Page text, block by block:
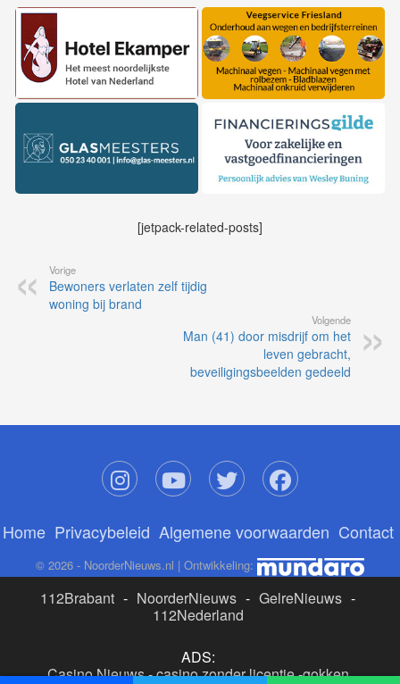
[jetpack-related-posts]
Vorige
Bewoners verlaten zelf tijdig
woning bij brand
Volgende
Man (41) door misdrijf om het
leven gebracht,
beveiligingsbeelden gedeeld
Home Privacybeleid Algemene voorwaarden Contact
© 2026 - NoorderNieuws.nl | Ontwikkeling:
112Brabant - NoorderNieuws - GelreNieuws -
112Nederland
ADS:
Casino Nieuws-casino zonder licentie-gokken